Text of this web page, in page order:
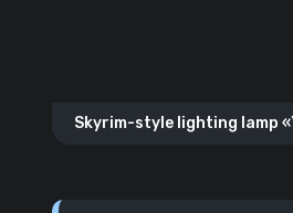
Skyrim-style lighting lamp